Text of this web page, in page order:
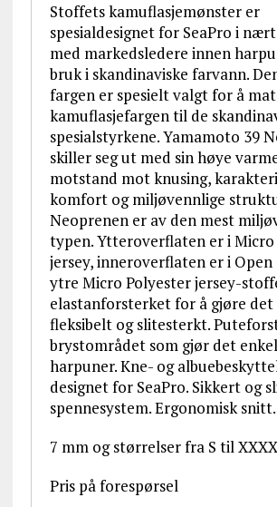
Stoffets kamuflasjemønster er
spesialdesignet for SeaPro i
med markedsledere innen
bruk i skandinaviske farvann.
fargen er spesielt valgt for å
kamuflasjefargen til de
spesialstyrkene. Yamamoto 39
skiller seg ut med sin høye
motstand mot knusing,
komfort og miljøvennlige
Neoprenen er av den mest
typen. Ytteroverflaten er i Micro
jersey, inneroverflaten er i Open
ytre Micro Polyester jersey-
elastanforsterket for å gjøre det
fleksibelt og slitesterkt.
brystområdet som gjør det
harpuner. Kne- og
designet for SeaPro. Sikkert og
spennesystem. Ergonomisk snitt.
7 mm og størrelser fra S til
Pris på forespørsel